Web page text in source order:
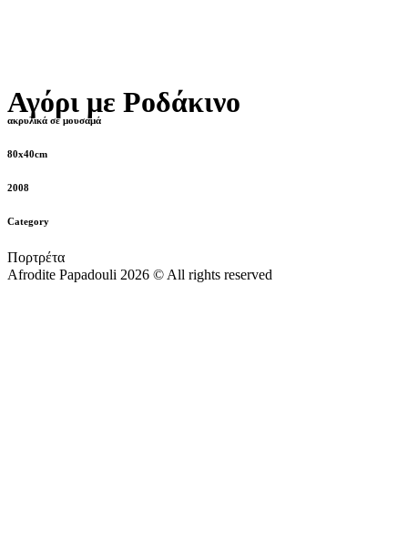
Αγόρι με Ροδάκινο
ακρυλικά σε μουσαμά
80x40cm
2008
Category
Πορτρέτα
Afrodite Papadouli 2026 © All rights reserved